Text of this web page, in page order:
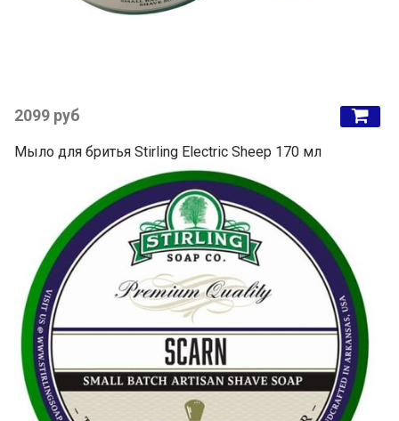
2099 руб
Мыло для бритья Stirling Electric Sheep 170 мл